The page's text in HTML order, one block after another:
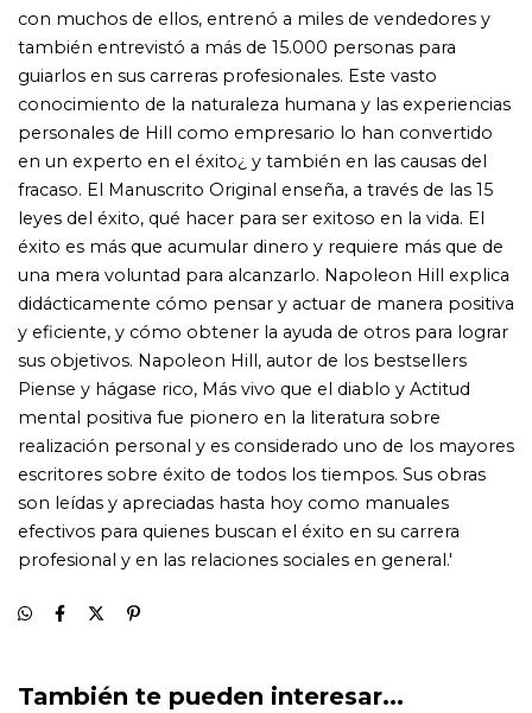
realización personal y es considerado uno de los mayores
escritores sobre éxito de todos los tiempos. Sus obras
son leídas y apreciadas hasta hoy como manuales
efectivos para quienes buscan el éxito en su carrera
profesional y en las relaciones sociales en general.'
También te pueden interesar...